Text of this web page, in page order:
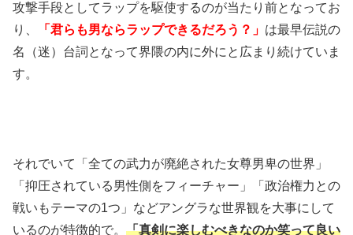
攻撃手段としてラップを駆使するのが当たり前となってお
り、
「君らも男ならラップできるだろう？」 は最早伝説の
名（迷）台詞となって界隈の内に外にと広まり続けていま
す。
それでいて「全ての武力が廃絶された女尊男卑の世界」
「抑圧されている男性側をフィーチャー」「政治権力との
戦いもテーマの1つ」などアングラな世界観を大事にして
いるのが特徴的で。 「真剣に楽しむべきなのか笑って良い